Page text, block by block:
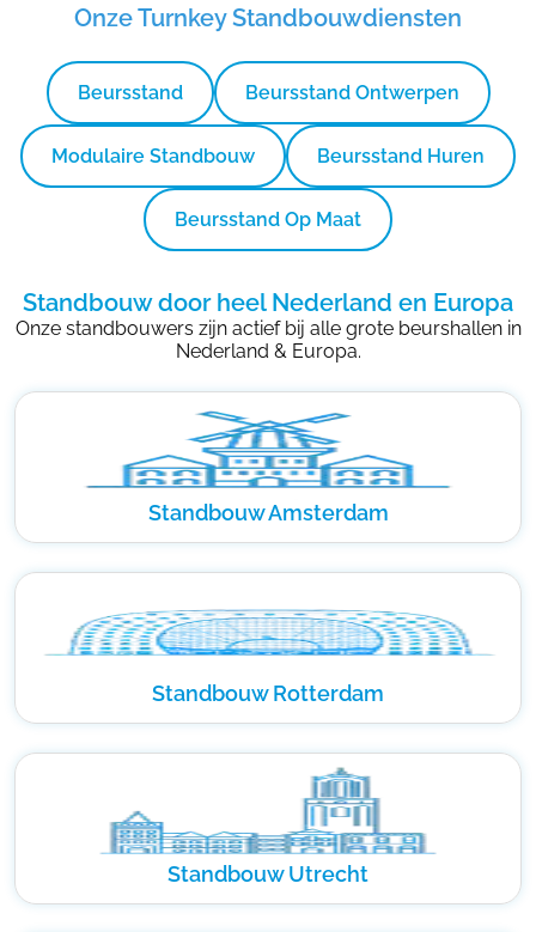
Onze Turnkey Standbouwdiensten
Beursstand Beursstand Ontwerpen
Modulaire Standbouw Beursstand Huren
Beursstand Op Maat
Standbouw door heel Nederland en Europa
Onze standbouwers zijn actief bij alle grote beurshallen in
Nederland & Europa.
Standbouw Amsterdam
Standbouw Rotterdam
Standbouw Utrecht